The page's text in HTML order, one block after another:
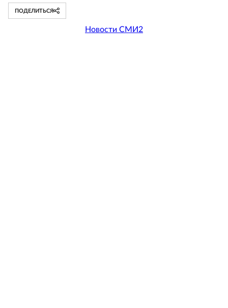
ПОДЕЛИТЬСЯ
Новости СМИ2